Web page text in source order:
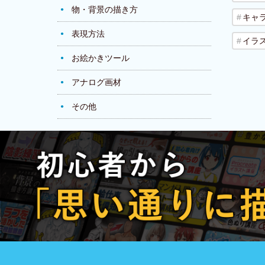
物・背景の描き方
表現方法
お絵かきツール
アナログ画材
その他
キャ
イラ